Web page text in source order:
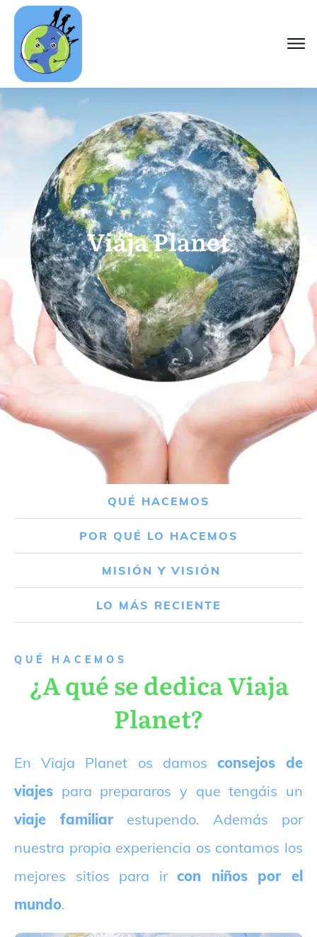
Viaja Planet
QUÉ HACEMOS
POR QUÉ LO HACEMOS
MISIÓN Y VISIÓN
LO MÁS RECIENTE
QUÉ HACEMOS
¿A qué se dedica Viaja
Planet?
En Viaja Planet os damos consejos de
viajes para prepararos y que tengáis un
viaje familiarestupendo. Además por
nuestra propia experiencia os contamos los
mejores sitios para ircon niños por el
mundo.